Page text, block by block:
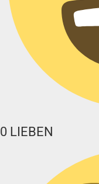
0 LIEBEN